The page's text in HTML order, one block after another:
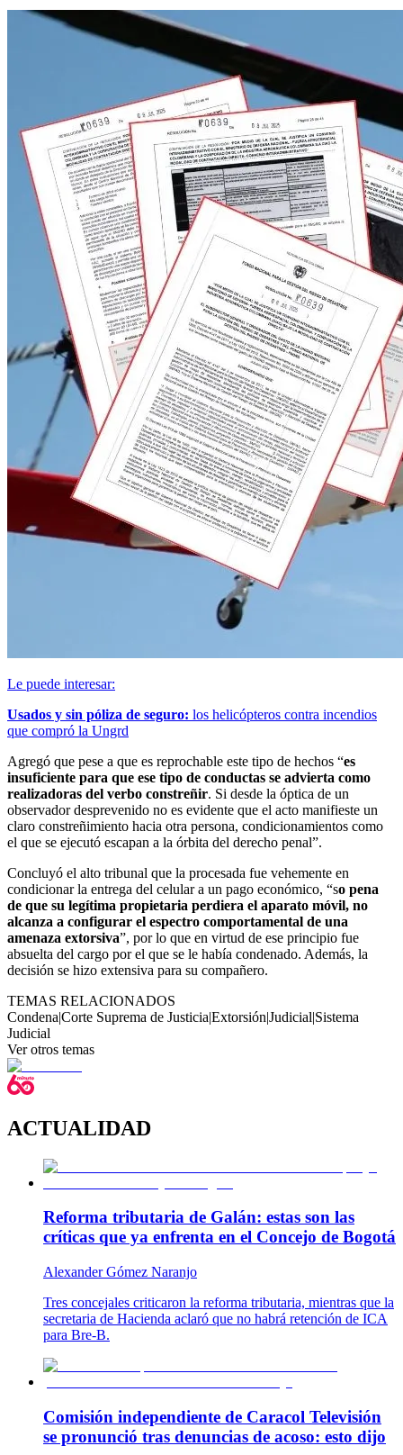
Le puede interesar:
Usados y sin póliza de seguro: los helicópteros contra incendios
que compró la Ungrd
Agregó que pese a que es reprochable este tipo de hechos “es
insuficiente para que ese tipo de conductas se advierta como
realizadoras del verbo constreñir. Si desde la óptica de un
observador desprevenido no es evidente que el acto manifieste un
claro constreñimiento hacia otra persona, condicionamientos como
el que se ejecutó escapan a la órbita del derecho penal”.
Concluyó el alto tribunal que la procesada fue vehemente en
condicionar la entrega del celular a un pago económico, “so pena
de que su legítima propietaria perdiera el aparato móvil, no
alcanza a configurar el espectro comportamental de una
amenaza extorsiva”, por lo que en virtud de ese principio fue
absuelta del cargo por el que se le había condenado. Además, la
decisión se hizo extensiva para su compañero.
TEMAS RELACIONADOS
Condena|Corte Suprema de Justicia|Extorsión|Judicial|Sistema
Judicial
Ver otros temas
ACTUALIDAD
Reforma tributaria de Galán: estas son las
críticas que ya enfrenta en el Concejo de Bogotá
Alexander Gómez Naranjo
Tres concejales criticaron la reforma tributaria, mientras que la
secretaria de Hacienda aclaró que no habrá retención de ICA
para Bre-B.
Comisión independiente de Caracol Televisión
se pronunció tras denuncias de acoso: esto dijo